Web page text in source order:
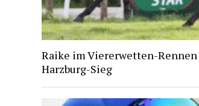
Raike im Viererwetten-
Harzburg-Sieg